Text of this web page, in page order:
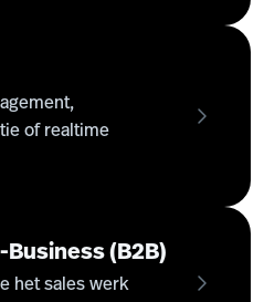
of realtime
het sales werk
(B2B)